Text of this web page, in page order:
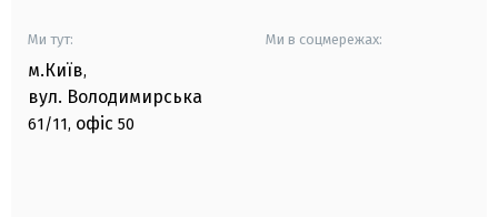
Ми тут:
м.Київ,
вул. Володимирська
61/11, офіс 50
Ми в соцмережах: